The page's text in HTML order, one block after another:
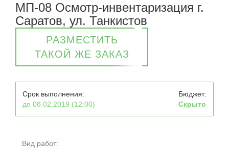
МП-08 Осмотр-инвентаризация г.
Саратов, ул. Танкистов
РАЗМЕСТИТЬ
ТАКОЙ ЖЕ ЗАКАЗ
Срок выполнения:
до 08.02.2019 (12:00)
Бюджет:
Скрыто
Вид работ: